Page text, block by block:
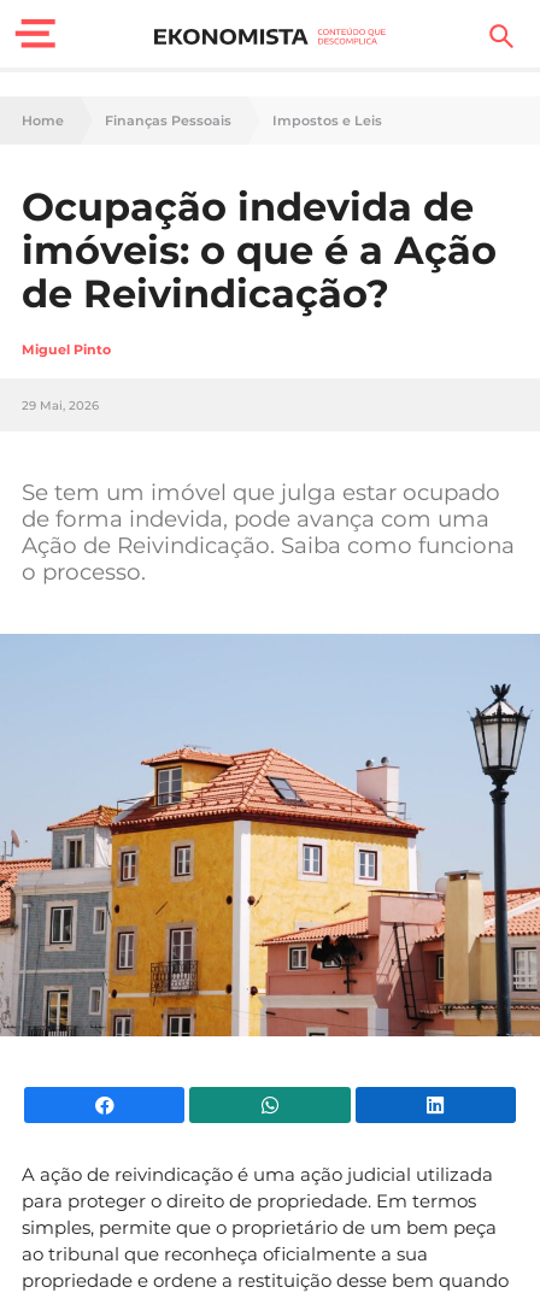
Finanças Pessoais
Carreira
Casa
Lifestyle
Sociedade
Negócios
Mundial 2026
Home Finanças Pessoais Impostos e Leis
Ocupação indevida de
imóveis: o que é a Ação
de Reivindicação?
Miguel Pinto
29 Mai, 2026
Se tem um imóvel que julga estar ocupado
de forma indevida, pode avança com uma
Ação de Reivindicação. Saiba como funciona
o processo.
Facebook WhatsApp
A ação de reivindicação é uma ação judicial utilizada
para proteger o direito de propriedade. Em termos
simples, permite que o proprietário de um bem peça
ao tribunal que reconheça oficialmente a sua
propriedade e ordene a restituição desse bem quando